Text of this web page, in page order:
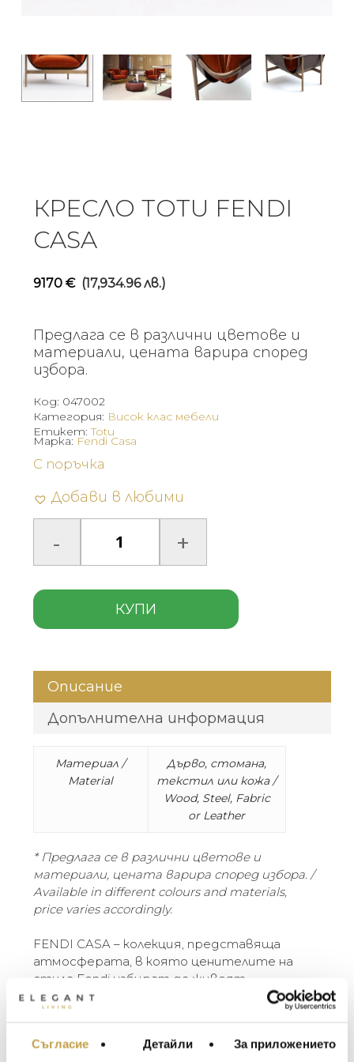
Съгласие Детайли За приложението
КРЕСЛО TOTU FENDI
CASA
9170 € (17,934.96 лв.)
Предлага се в различни цветове и
материали, цената варира според
избора.
Код: 047002
Категория: Висок клас мебели
Етикет:Totu
С поръчка
Добави в любими
КУПИ
Марка: Fendi Casa
Описание
Допълнителна информация
Материал /
Material
Дърво, стомана,
текстил или кожа /
Wood, Steel, Fabric
or Leather
* Предлага се в различни цветове и
материали, цената варира според избора. /
Available in different colours and materials,
price varies accordingly.
FENDI CASA – колекция, представяща
атмосферата, в която ценителите на
стила Fendi избират да живеят.
Непреходна елегантност,
космополитност и дискретен лукс –
Интериорът FENDI CASA е всичко, заМЕБЕЛИ ЗА ДОМА И